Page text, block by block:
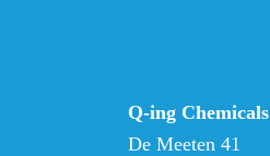
Q-ing Chemicals
De Meeten 41